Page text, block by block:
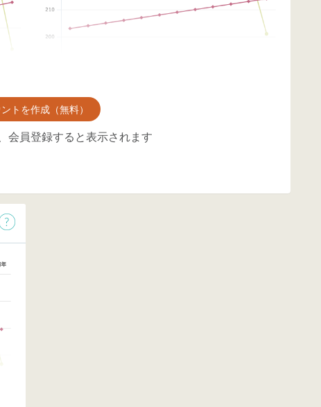
トを作成（無料）
会員登録すると表示されます